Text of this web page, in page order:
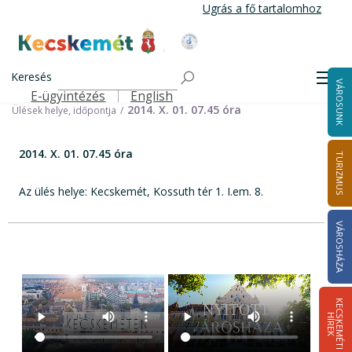
tartalomra
Ugrás a fő tartalomhoz
Kecskemét Város Honlapja
Keresés
Felső navigáció
E-ügyintézés English VÁROSUNK
TURIZMUS
VÁROSHÁZA
K
E
C
S
K
E
M
É
T
I
HÍ
R
E
K
Választási információk
Helyi önkormányzati képviselők és polgármester választás 2014
Helyi Választási Bizottság ülései, határozatai
Ülések helye, időpontja
2014. X. 01. 07.45 óra
2014. X. 01. 07.45 óra
Az ülés helye: Kecskemét, Kossuth tér 1. I.em. 8.